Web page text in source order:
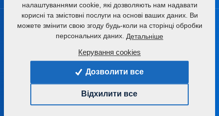
Продукти
Обробіток ґрунту
Застосування добрив
Сіяння
Комплексний обробіток олійного насіння
налаштуваннями cookie, які дозволяють нам надавати
корисні та змістовні послуги на основі ваших даних. Ви
можете змінити свою згоду будь-коли на сторінці обробки
персональних даних. Детальніше
Керування cookies
Дозволити все
Відхилити все